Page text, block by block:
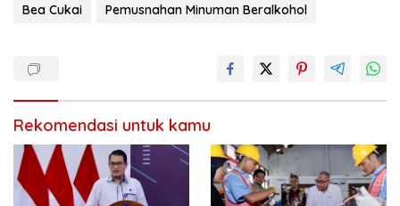
Bea Cukai Pemusnahan Minuman Beralkohol
Rekomendasi untuk kamu